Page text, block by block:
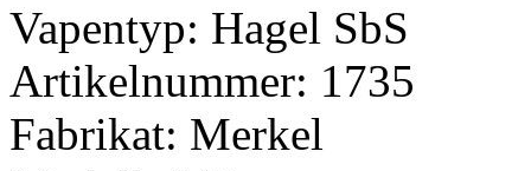
Vapentyp: Hagel SbS
Artikelnummer: 1735
Fabrikat: Merkel